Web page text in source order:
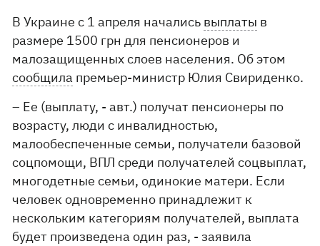
В Украине с 1 апреля начались выплаты в
размере 1500 грн для пенсионеров и
малозащищенных слоев населения. Об этом
сообщила премьер-министр Юлия Свириденко.
– Ее (выплату, - авт.) получат пенсионеры по
возрасту, люди с инвалидностью,
малообеспеченные семьи, получатели базовой
соцпомощи, ВПЛ среди получателей соцвыплат,
многодетные семьи, одинокие матери. Если
человек одновременно принадлежит к
нескольким категориям получателей, выплата
будет произведена один раз, - заявила